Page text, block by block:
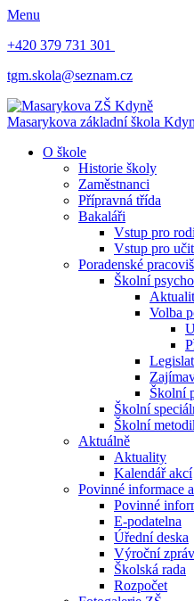
Menu
+420 379 731 301
tgm.skola@seznam.cz
Masarykova základní škola
O škole
Historie školy
Zaměstnanci
Přípravná třída
Bakaláři
Vstup pro
Vstup pro
Poradenské
Školní
Volba
Školní
Školní
Školní
Aktuálně
Aktuality
Kalendář akcí
Povinné informace
Povinné
E-podatelna
Úřední deska
Výroční
Školská rada
Rozpočet